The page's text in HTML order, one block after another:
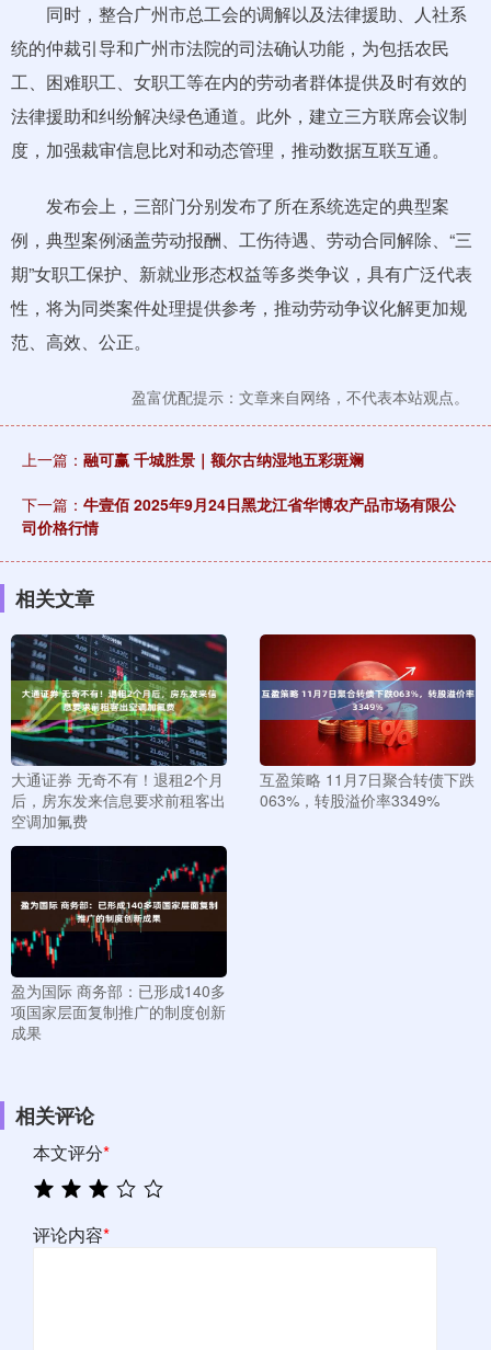
同时，整合广州市总工会的调解以及法律援助、人社系
统的仲裁引导和广州市法院的司法确认功能，为包括农民
工、困难职工、女职工等在内的劳动者群体提供及时有效的
法律援助和纠纷解决绿色通道。此外，建立三方联席会议制
度，加强裁审信息比对和动态管理，推动数据互联互通。
发布会上，三部门分别发布了所在系统选定的典型案
例，典型案例涵盖劳动报酬、工伤待遇、劳动合同解除、“三
期”女职工保护、新就业形态权益等多类争议，具有广泛代表
性，将为同类案件处理提供参考，推动劳动争议化解更加规
范、高效、公正。
盈富优配提示：文章来自网络，不代表本站观点。
上一篇： 融可赢 千城胜景｜额尔古纳湿地五彩斑斓
下一篇： 牛壹佰 2025年9月24日黑龙江省华博农产品市场有限公
司价格行情
相关文章
大通证券 无奇不有！退租2个月
后，房东发来信息要求前租客出
空调加氟费
互盈策略 11月7日聚合转债下跌
063%，转股溢价率3349%
盈为国际 商务部：已形成140多
项国家层面复制推广的制度创新
成果
相关评论
本文评分*
评论内容*